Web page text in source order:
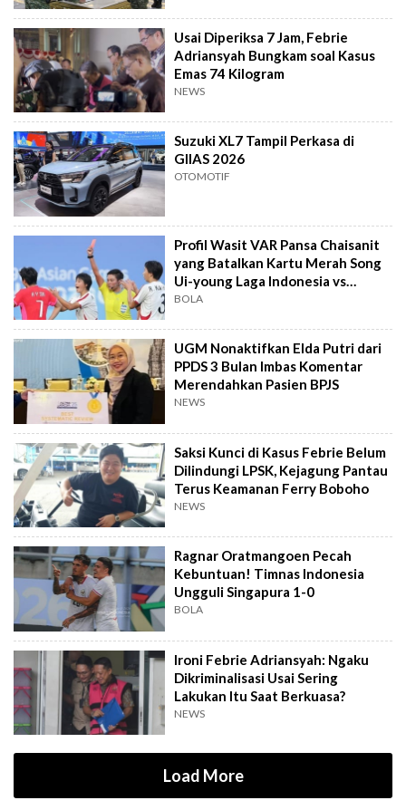
Usai Diperiksa 7 Jam, Febrie
Adriansyah Bungkam soal Kasus
Emas 74 Kilogram
NEWS
Suzuki XL7 Tampil Perkasa di
GIIAS 2026
OTOMOTIF
Profil Wasit VAR Pansa Chaisanit
yang Batalkan Kartu Merah Song
Ui-young Laga Indonesia vs
Singapura
BOLA
UGM Nonaktifkan Elda Putri dari
PPDS 3 Bulan Imbas Komentar
Merendahkan Pasien BPJS
NEWS
Saksi Kunci di Kasus Febrie Belum
Dilindungi LPSK, Kejagung Pantau
Terus Keamanan Ferry Boboho
NEWS
Ragnar Oratmangoen Pecah
Kebuntuan! Timnas Indonesia
Ungguli Singapura 1-0
BOLA
Ironi Febrie Adriansyah: Ngaku
Dikriminalisasi Usai Sering
Lakukan Itu Saat Berkuasa?
NEWS
Load More